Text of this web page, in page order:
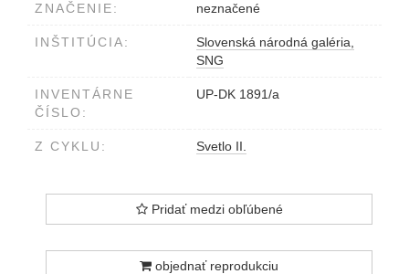
ZNAČENIE: neznačené
INŠTITÚCIA:
Slovenská národná galéria,
SNG
INVENTÁRNE
ČÍSLO:
UP-DK 1891/a
Z CYKLU: Svetlo II.
Pridať medzi obľúbené
objednať reprodukciu